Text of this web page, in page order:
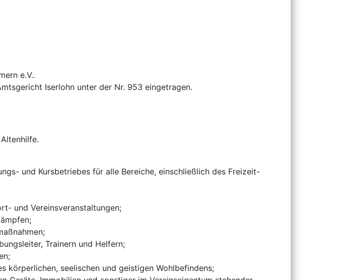
e.V..
Iserlohn unter der Nr. 953 eingetragen.
und Kursbetriebes für alle Bereiche, einschließlich des Freizeit-
und Vereinsveranstaltungen;
Trainern und Helfern;
körperlichen, seelischen und geistigen Wohlbefindens;